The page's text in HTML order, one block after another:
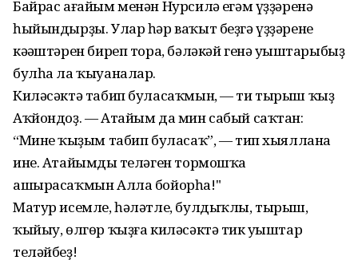
Байрас ағайым менән Нурсилә еңгәм үҙҙәренә
һыйындырҙы. Улар һәр ваҡыт беҙгә үҙҙәренең
кәңәштәрен биреп тора, бәләкәй генә уңыштарыбыҙ
булһа ла ҡыуаналар.
Киләсәктә табип буласаҡмын, — ти тырыш ҡыҙ
Аҡйондоҙ. — Атайым да мин сабый саҡтан:
“Минең ҡыҙым табип буласаҡ”, — тип хыяллана
ине. Атайымдың теләген тормошҡа
ашырасаҡмын Алла бойорһа!"
Матур исемле, һәләтле, булдыҡлы, тырыш,
ҡыйыу, өлгөр ҡыҙға киләсәктә тик уңыштар
теләйбеҙ!